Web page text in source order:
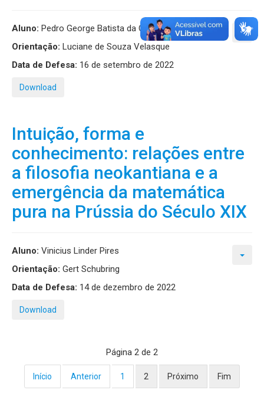
Aluno: Pedro George Batista da Costa
Orientação: Luciane de Souza Velasque
Data de Defesa: 16 de setembro de 2022
Download
Intuição, forma e
conhecimento: relações entre
a filosofia neokantiana e a
emergência da matemática
pura na Prússia do Século XIX
Aluno: Vinicius Linder Pires
Orientação: Gert Schubring
Data de Defesa: 14 de dezembro de 2022
Download
Página 2 de 2
Início Anterior 1 2 Próximo Fim